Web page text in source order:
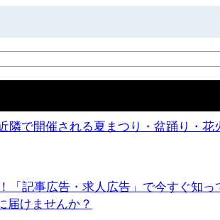
隣で開催される夏まつり・盆踊り・花
「記事広告・求人広告」で今すぐ知っ
届けませんか？